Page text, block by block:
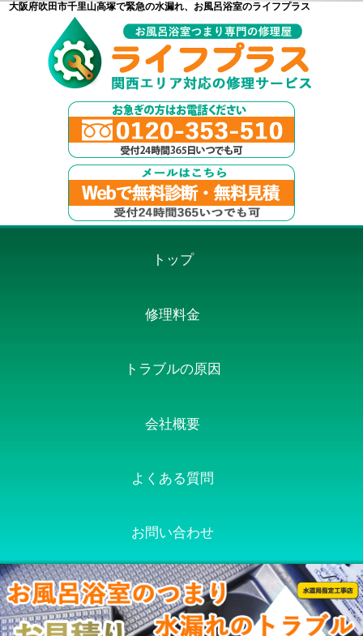
大阪府吹田市千里山高塚で緊急の水漏れ、お風呂浴室のライフプラス
トップ
修理料金
トラブルの原因
会社概要
よくある質問
お問い合わせ